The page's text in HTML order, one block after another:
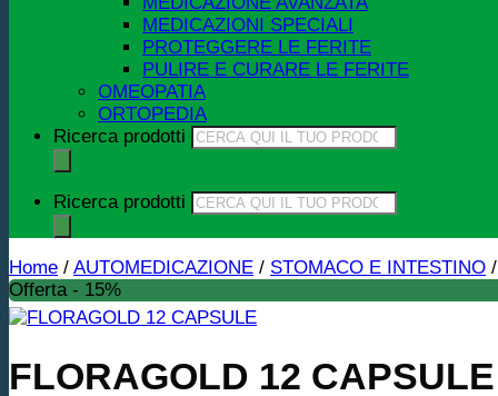
MEDICAZIONI SPECIALI
PROTEGGERE LE FERITE
PULIRE E CURARE LE FERITE
OMEOPATIA
ORTOPEDIA
Ricerca prodotti
Ricerca prodotti
Home / AUTOMEDICAZIONE / STOMACO E INTESTINO /
Offerta - 15%
FLORAGOLD 12 CAPSULE